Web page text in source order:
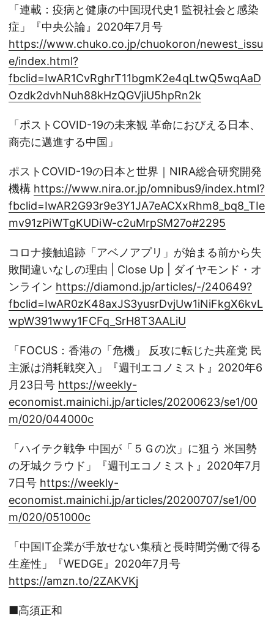
「連載：疫病と健康の中国現代史1 監視社会と感染
症」『中央公論』2020年7月号
https://www.chuko.co.jp/chuokoron/newest_issu
e/index.html?
fbclid=IwAR1CvRghrT11bgmK2e4qLtwQ5wqAaD
Ozdk2dvhNuh88kHzQGVjiU5hpRn2k
「ポストCOVID-19の未来観 革命におびえる日本、
商売に邁進する中国」
ポストCOVID-19の日本と世界｜NIRA総合研究開発
機構 https://www.nira.or.jp/omnibus9/index.html?
fbclid=IwAR2G93r9e3Y1JA7eACXxRhm8_bq8_TIe
mv91zPiWTgKUDiW-c2uMrpSM27o#2295
コロナ接触追跡「アベノアプリ」が始まる前から失
敗間違いなしの理由 | Close Up | ダイヤモンド・オ
ンライン https://diamond.jp/articles/-/240649?
fbclid=IwAR0zK48axJS3yusrDvjUw1iNiFkgX6kvL
wpW391wwy1FCFq_SrH8T3AALiU
「FOCUS：香港の「危機」 反攻に転じた共産党 民
主派は消耗戦突入」『週刊エコノミスト』2020年6
月23日号 https://weekly-
economist.mainichi.jp/articles/20200623/se1/00
m/020/044000c
「ハイテク戦争 中国が「５Ｇの次」に狙う 米国勢
の牙城クラウド」『週刊エコノミスト』2020年7月
7日号 https://weekly-
economist.mainichi.jp/articles/20200707/se1/00
m/020/051000c
「中国IT企業が手放せない集積と長時間労働で得る
生産性」『WEDGE』2020年7月号
https://amzn.to/2ZAKVKj
■高須正和